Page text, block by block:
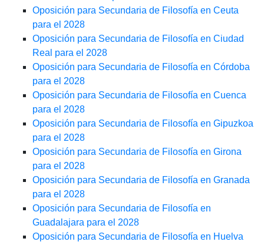
Oposición para Secundaria de Filosofía en Ceuta
para el 2028
Oposición para Secundaria de Filosofía en Ciudad
Real para el 2028
Oposición para Secundaria de Filosofía en Córdoba
para el 2028
Oposición para Secundaria de Filosofía en Cuenca
para el 2028
Oposición para Secundaria de Filosofía en Gipuzkoa
para el 2028
Oposición para Secundaria de Filosofía en Girona
para el 2028
Oposición para Secundaria de Filosofía en Granada
para el 2028
Oposición para Secundaria de Filosofía en
Guadalajara para el 2028
Oposición para Secundaria de Filosofía en Huelva